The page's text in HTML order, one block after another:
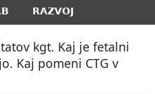
RAZVOJ
kgt. Kaj je fetalni
Kaj pomeni CTG v